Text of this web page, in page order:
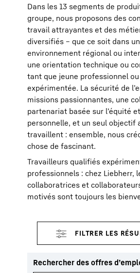
Dans les 13 segments de
groupe, nous proposons des
travail attrayantes et des
diversifiés – que ce soit dans un
environnement régional ou
une orientation technique ou
tant que jeune professionnel
expérimentée. La sécurité de
missions passionnantes, une
partenariat basée sur l’équité
personnelle, et un seul objectif
travaillent : ensemble, nous
chose de fascinant.
Travailleurs qualifiés
professionnels : chez Liebherr,
collaboratrices et
motivés sont toujours les
Rechercher des offres